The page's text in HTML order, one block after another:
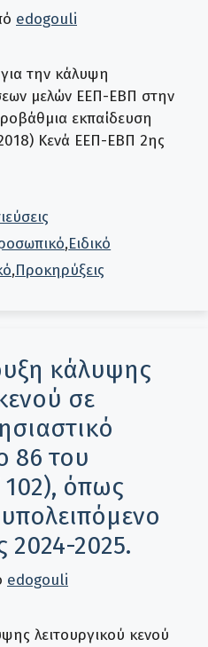
edogouli
την κάλυψη
μελών ΕΕΠ-ΕΒΠ στην
εκπαίδευση
Κενά ΕΕΠ-ΕΒΠ 2ης
,Ειδικό
,Προκηρύξεις
κάλυψης
σε
86 του
102), όπως
υπολειπόμενο
2024-2025.
edogouli
λειτουργικού κενού